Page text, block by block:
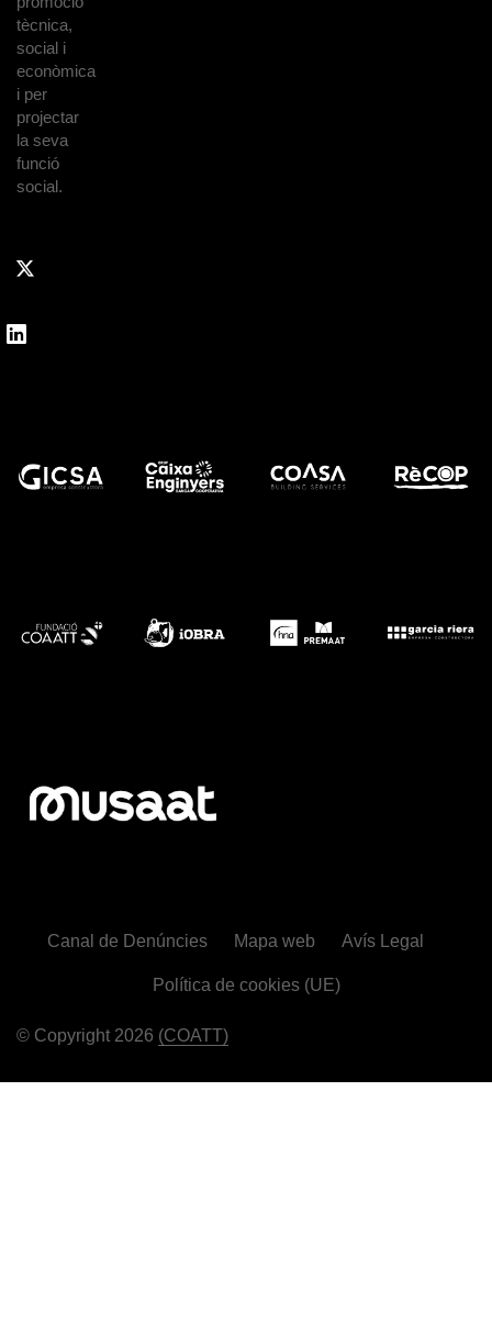
tècnica,
social i
econòmica
i per
projectar
la seva
funció
social.
© Copyright 2026 (COATT)
Canal de Denúncies Mapa web Avís Legal
Política de cookies (UE)